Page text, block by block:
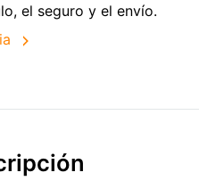
el seguro y el envío.